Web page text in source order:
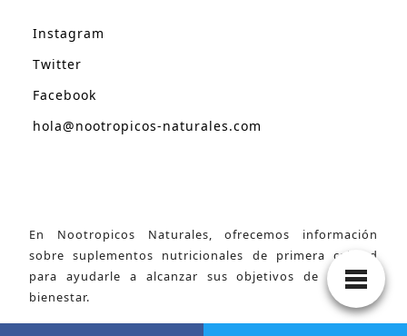
Instagram
Twitter
Facebook
hola@nootropicos-naturales.com
En Nootropicos Naturales, ofrecemos información
sobre suplementos nutricionales de primera calidad
para ayudarle a alcanzar sus objetivos de salud y
bienestar.